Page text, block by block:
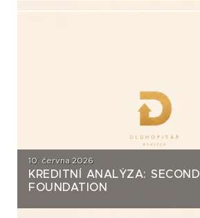
10. června 2026
KREDITNÍ ANALÝZA: SECOND
FOUNDATION